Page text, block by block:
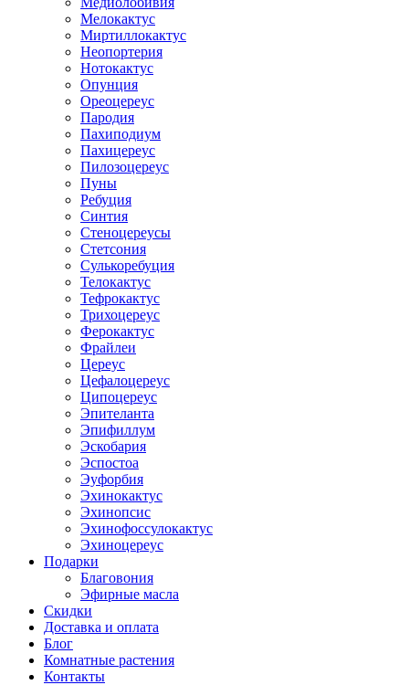
Мелокактус
Миртиллокактус
Неопортерия
Нотокактус
Опунция
Ореоцереус
Пародия
Пахиподиум
Пахицереус
Пилозоцереус
Пуны
Ребуция
Синтия
Стеноцереусы
Стетсония
Сулькоребуция
Телокактус
Тефрокактус
Трихоцереус
Ферокактус
Фрайлеи
Цереус
Цефалоцереус
Ципоцереус
Эпителанта
Эпифиллум
Эскобария
Эспостоа
Эуфорбия
Эхинокактус
Эхинопсис
Эхинофоссулокактус
Эхиноцереус
Подарки
Благовония
Эфирные масла
Скидки
Доставка и оплата
Блог
Комнатные растения
Контакты